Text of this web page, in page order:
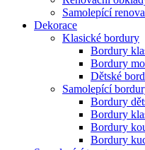
Samolepící
Dekorace
Klasické bordury
Bordury
Bordury
Dětské
Samolepící
Bordury
Bordury
Bordury
Bordury